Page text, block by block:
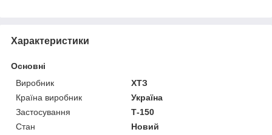
Характеристики
Основні
Виробник
ХТЗ
Країна виробник
Україна
Застосування
Т-150
Стан
Новий